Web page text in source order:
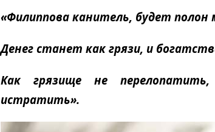
«Филиппова канитель, будет полон
Денег станет как грязи, и
Как грязище не
истратить».